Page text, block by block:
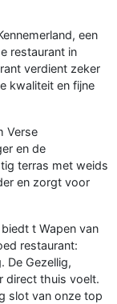
een
restaurant in
verdient zeker
kwaliteit en fijne
Verse
en de
terras met weids
en zorgt voor
t Wapen van
restaurant:
De Gezellig,
direct thuis voelt.
slot van onze top